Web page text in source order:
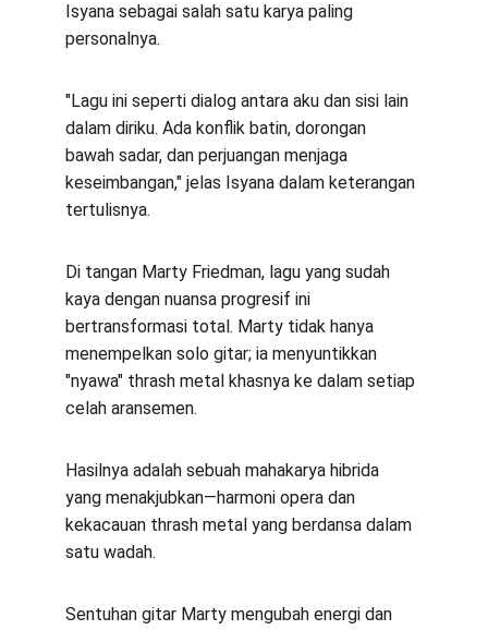
Isyana sebagai salah satu karya paling
personalnya.
"Lagu ini seperti dialog antara aku dan sisi lain
dalam diriku. Ada konflik batin, dorongan
bawah sadar, dan perjuangan menjaga
keseimbangan," jelas Isyana dalam keterangan
tertulisnya.
Di tangan Marty Friedman, lagu yang sudah
kaya dengan nuansa progresif ini
bertransformasi total. Marty tidak hanya
menempelkan solo gitar; ia menyuntikkan
"nyawa" thrash metal khasnya ke dalam setiap
celah aransemen.
Hasilnya adalah sebuah mahakarya hibrida
yang menakjubkan—harmoni opera dan
kekacauan thrash metal yang berdansa dalam
satu wadah.
Sentuhan gitar Marty mengubah energi dan